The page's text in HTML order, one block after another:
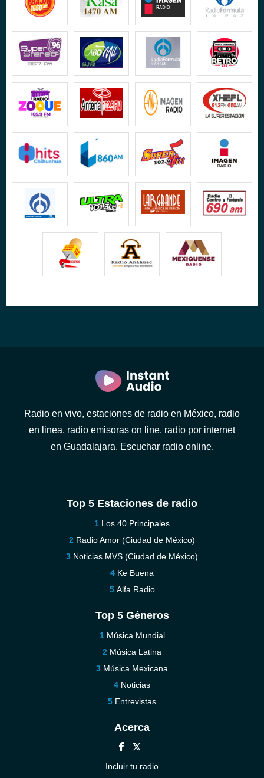
Radio en vivo, estaciones de radio en México, radio
en linea, radio emisoras on line, radio por internet
en Guadalajara. Escuchar radio online.
Top 5 Estaciones de radio
Los 40 Principales
Radio Amor (Ciudad de México)
Noticias MVS (Ciudad de México)
Ke Buena
Alfa Radio
Top 5 Géneros
Música Mundial
Música Latina
Música Mexicana
Noticias
Entrevistas
Acerca
Incluir tu radio